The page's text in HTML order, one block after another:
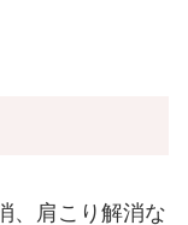
、肩こり解消な